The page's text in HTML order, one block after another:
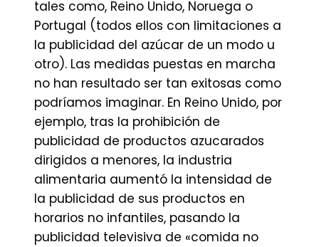
tales como, Reino Unido, Noruega o
Portugal (todos ellos con limitaciones a
la publicidad del azúcar de un modo u
otro). Las medidas puestas en marcha
no han resultado ser tan exitosas como
podríamos imaginar. En Reino Unido, por
ejemplo, tras la prohibición de
publicidad de productos azucarados
dirigidos a menores, la industria
alimentaria aumentó la intensidad de
la publicidad de sus productos en
horarios no infantiles, pasando la
publicidad televisiva de «comida no